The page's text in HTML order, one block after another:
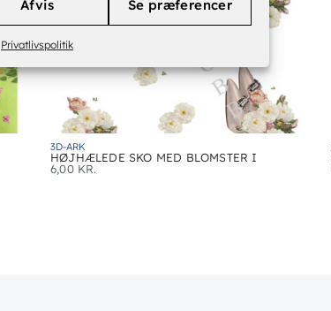
Afvis Se præferencer
Privatlivspolitik
3D-ARK
HØJHÆLEDE SKO MED BLOMSTER I
6,00 KR.